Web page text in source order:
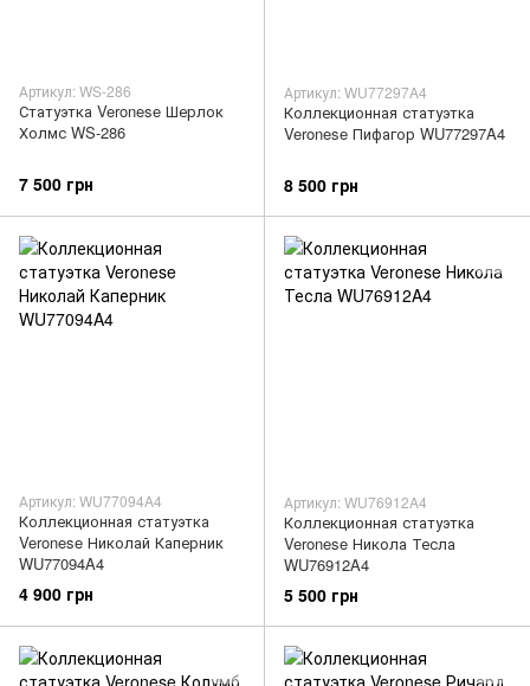
Артикул: WS-286
Статуэтка Veronese Шерлок
Холмс WS-286
7 500 грн
Артикул: WU77297A4
Коллекционная статуэтка
Veronese Пифагор WU77297A4
8 500 грн
Артикул: WU77094A4
Коллекционная статуэтка
Veronese Николай Каперник
WU77094A4
4 900 грн
Артикул: WU76912A4
Коллекционная статуэтка
Veronese Никола Тесла
WU76912A4
5 500 грн